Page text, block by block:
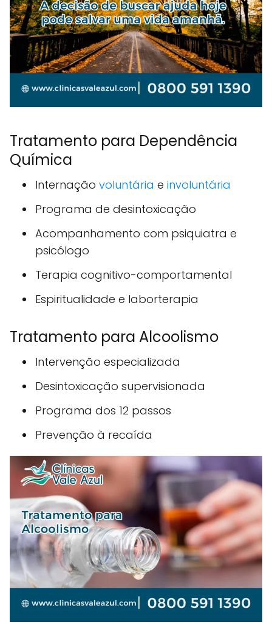
Tratamento para Dependência
Química
Internação voluntária e involuntária
Programa de desintoxicação
Acompanhamento com psiquiatra e
psicólogo
Terapia cognitivo-comportamental
Espiritualidade e laborterapia
Tratamento para Alcoolismo
Intervenção especializada
Desintoxicação supervisionada
Programa dos 12 passos
Prevenção à recaída